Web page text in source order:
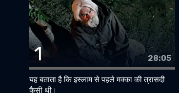
1 28:05
यह बताता है कि इस्लाम से पहले मक्का की त्रासदी
कैसी थी।